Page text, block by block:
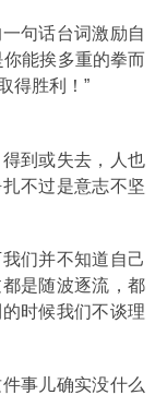
句话台词激励自
你能挨多重的拳而
得胜利！”
到或失去，人也
不过是意志不坚
们并不知道自己
是随波逐流，都
时候我们不谈理
事儿确实没什么